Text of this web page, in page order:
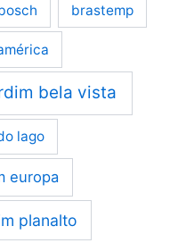
brastemp
bela vista
lago
europa
planalto